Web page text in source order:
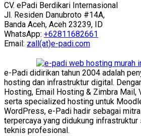
CV. ePadi Berdikari Internasional
Jl. Residen Danubroto #14A,
Banda Aceh, Aceh 23239, ID
WhatsApp: +62811682661
Email: zall(at)e-padi.com
e-Padi didirikan tahun 2004 adalah
hosting dan infrastruktur digital.
Hosting, Email Hosting & Zimbra Mail,
serta specialized hosting untuk
WordPress, e-Padi hadir sebagai
terpercaya yang didukung infrastruktur
teknis profesional.